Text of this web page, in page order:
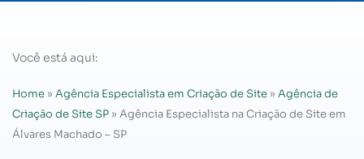
Você está aqui:
Home » Agência Especialista em Criação de Site » Agência de
Criação de Site SP » Agência Especialista na Criação de Site em
Álvares Machado – SP